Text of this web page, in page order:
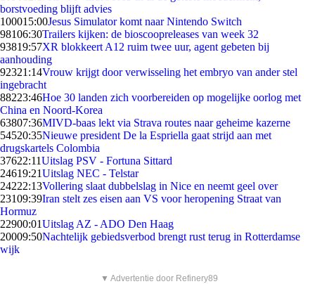
borstvoeding blijft advies
100015:00Jesus Simulator komt naar Nintendo Switch
98106:30Trailers kijken: de bioscoopreleases van week 32
93819:57XR blokkeert A12 ruim twee uur, agent gebeten bij
aanhouding
92321:14Vrouw krijgt door verwisseling het embryo van ander stel
ingebracht
88223:46Hoe 30 landen zich voorbereiden op mogelijke oorlog met
China en Noord-Korea
63807:36MIVD-baas lekt via Strava routes naar geheime kazerne
54520:35Nieuwe president De la Espriella gaat strijd aan met
drugskartels Colombia
37622:11Uitslag PSV - Fortuna Sittard
24619:21Uitslag NEC - Telstar
24222:13Vollering slaat dubbelslag in Nice en neemt geel over
23109:39Iran stelt zes eisen aan VS voor heropening Straat van
Hormuz
22900:01Uitslag AZ - ADO Den Haag
20009:50Nachtelijk gebiedsverbod brengt rust terug in Rotterdamse
wijk
▼ Advertentie door Refinery89